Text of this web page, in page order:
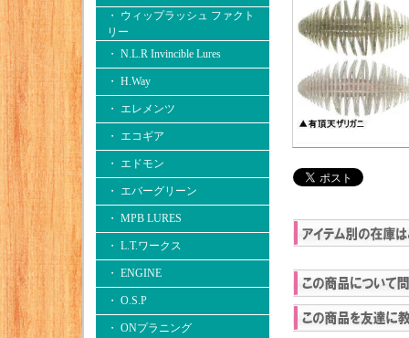
・ ウィップラッシュ ファクト
リー
・ N.L.R Invincible Lures
・ H.Way
・ エレメンツ
・ エコギア
・ エドモン
・ エバーグリーン
・ MPB LURES
・ L.T.ワークス
・ ENGINE
・ O.S.P
・ ONプラニング